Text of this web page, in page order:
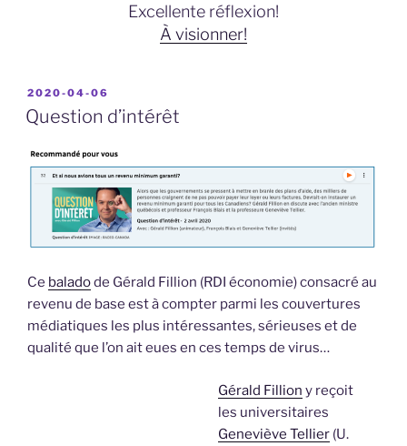
Excellente réflexion!
À visionner!
PUBLIÉ
LE
2020-04-06
Question d’intérêt
Ce baladode Gérald Fillion (RDI économie) consacré au
revenu de base est à compter parmi les couvertures
médiatiques les plus intéressantes, sérieuses et de
qualité que l’on ait eues en ces temps de virus…
Gérald Fillion y reçoit
les universitaires
Geneviève Tellier(U.